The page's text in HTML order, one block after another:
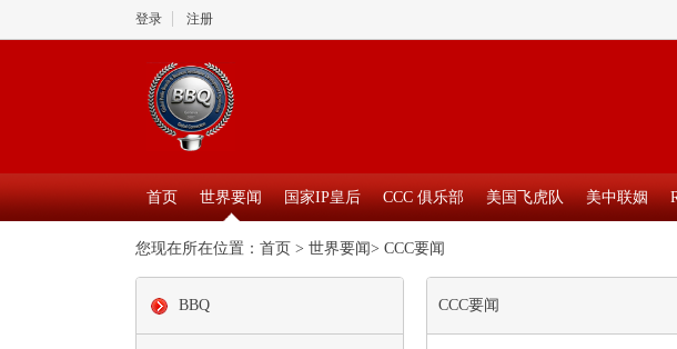
登录 注册
首页 世界要闻 国家IP皇后 CCC 俱乐部 美国飞虎队 美中联姻
您现在所在位置： 首页 > 世界要闻> CCC要闻
BBQ CCC要闻